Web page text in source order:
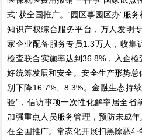
式”获全国推广。“园区事园区办”服
知识产权综合服务平台，万人发明
家企业配备服务专员1.3万人，收集
检查联合实施率达到36.8%，入企
好统筹发展和安全。安全生产形势
别下降16.7%、8.3%。金融生态持
验”，信访事项一次性化解率居全省
加强重点人员服务管理，预防未成
在全国推广。常态化开展扫黑除恶